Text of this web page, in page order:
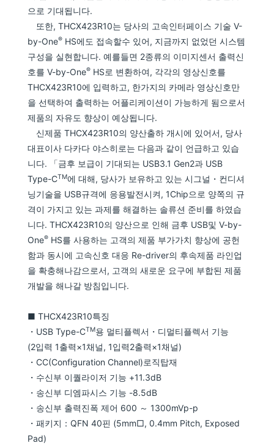
으로 기대됩니다.
또한, THCX423R10는 당사의 고속인터페이스 기술 V-
by-One® HS에도 접속할수 있어, 지금까지 없었던 시스템
구성을 실현합니다. 예를들면 2종류의 이미지센서 출력신
호를 V-by-One® HS로 변환하여, 각각의 영상신호를
THCX423R10에 입력하고, 한가지의 카메라 영상신호만
을 선택하여 출력하는 어플리케이션이 가능하게 됨으로서
제품의 자유도 향상이 예상됩니다.
신제품 THCX423R10의 양산출하 개시에 있어서, 당사
대표이사 다카다 야스히로는 다음과 같이 언급하고 있습
니다. 「금후 보급이 기대되는 USB3.1 Gen2과 USB
Type-CTM에 대해, 당사가 보유하고 있는 시그널・컨디셔
닝기술을 USB규격에 응용발전시켜, 1Chip으로 양쪽의 규
격이 가지고 있는 과제를 해결하는 솔류션 준비를 하였습
니다. THCX423R10의 양산으로 인해 금후 USB및 V-by-
One® HS를 사용하는 고객의 제품 부가가치 향상에 공헌
함과 동시에 고속신호 대응 Re-driver의 후속제품 라인업
을 확충해나감으로서, 고객의 새로운 요구에 부합된 제품
개발을 해나갈 방침입니다.
■ THCX423R10특징
・USB Type-CTM용 멀티플렉서・디멀티플렉서 기능
(2입력 1출력×1채널, 1입력2출력×1채널)
・CC(Configuration Channel)로직탑재
・수신부 이퀄라이저 기능 +11.3dB
・송신부 디엠파시스 기능 -8.5dB
・송신부 출력진폭 제어 600 ～ 1300mVp-p
・패키지：QFN 40핀 (5mm□, 0.4mm Pitch, Exposed
Pad)